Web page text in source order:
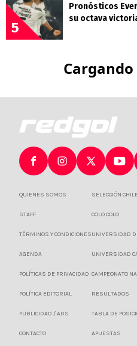
5
Pronósticos
su octava
FÚTBOL CHILENO Chile
Jugó en la
fútbol argentino
para salvar del
La Calera
La hilarante
Brilló en UC, jugó